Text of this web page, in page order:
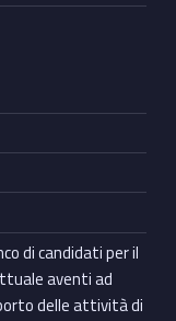
di candidati per il
aventi ad
delle attività di